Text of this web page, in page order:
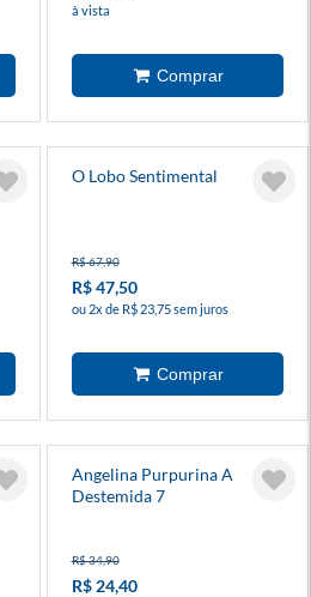
à vista
O Lobo Sentimental
R$ 67,90
R$ 47,50
ou 2x de R$ 23,75 sem juros
Angelina Purpurina A
Destemida 7
R$ 34,90
R$ 24,40